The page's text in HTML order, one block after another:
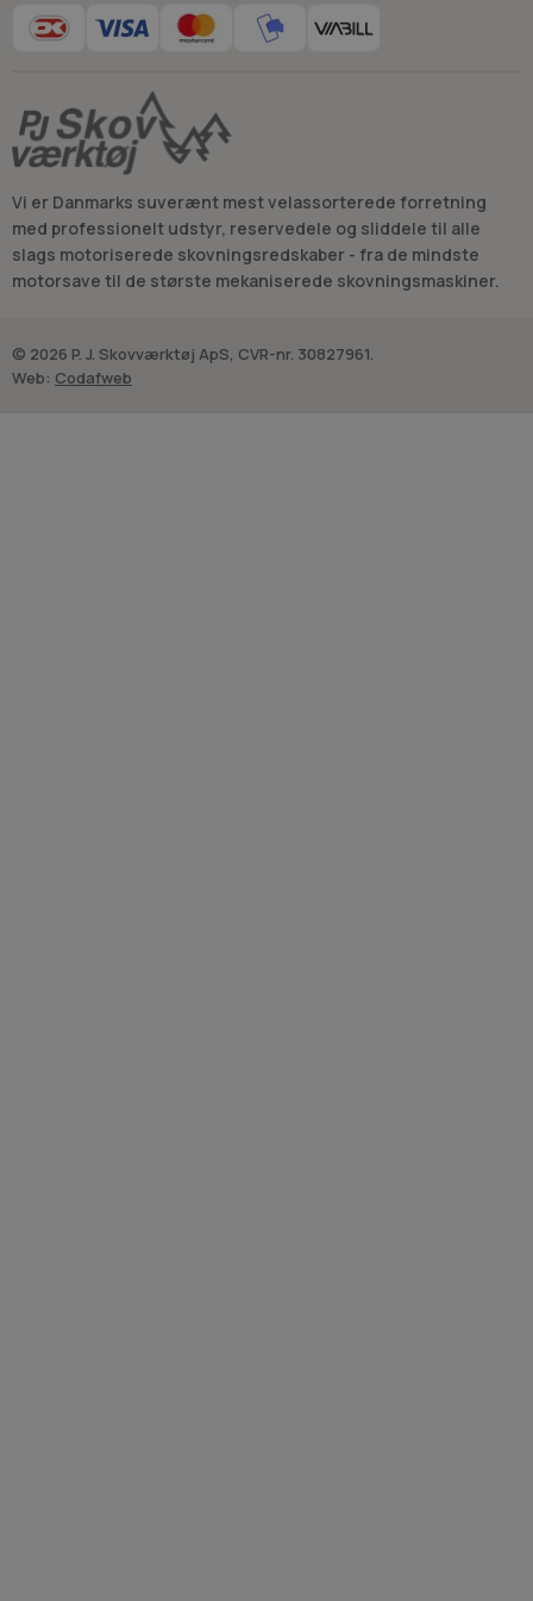
Vi er Danmarks suverænt mest velassorterede forretning
med professionelt udstyr, reservedele og sliddele til alle
slags motoriserede skovningsredskaber - fra de mindste
motorsave til de største mekaniserede skovningsmaskiner.
© 2026 P. J. Skovværktøj ApS, CVR-nr. 30827961.
Web: Codafweb